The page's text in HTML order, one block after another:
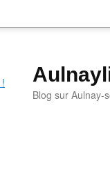
Blog sur Aulnay-